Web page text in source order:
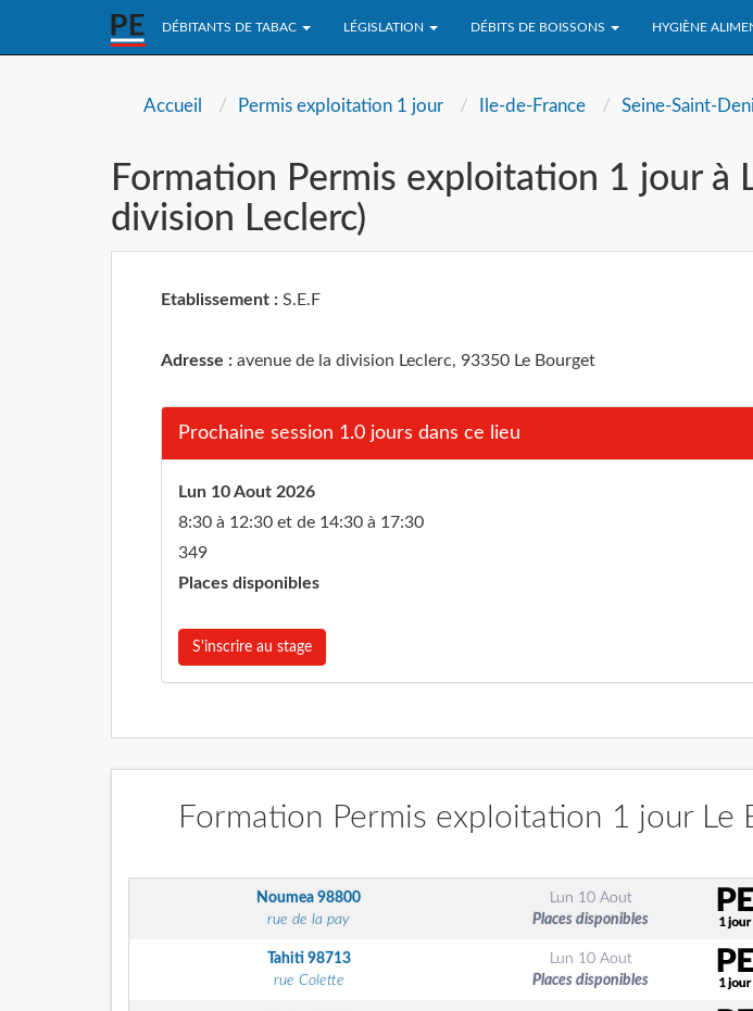
DÉBITANTS DE TABAC LÉGISLATION DÉBITS DE BOISSONS HYGIÈNE
Accueil Permis exploitation 1 jour Ile-de-France Seine-Saint-
Formation Permis exploitation 1 jour à
division Leclerc)
Etablissement : S.E.F
Adresse : avenue de la division Leclerc, 93350 Le Bourget
Prochaine session 1.0 jours dans ce lieu
Lun 10 Aout 2026
8:30 à 12:30 et de 14:30 à 17:30
349
Places disponibles
S'inscrire au stage
Formation Permis exploitation 1 jour Le
Noumea 98800
rue de la pay
Lun 10 Aout
Places disponibles
Tahiti 98713
rue Colette
Lun 10 Aout
Places disponibles